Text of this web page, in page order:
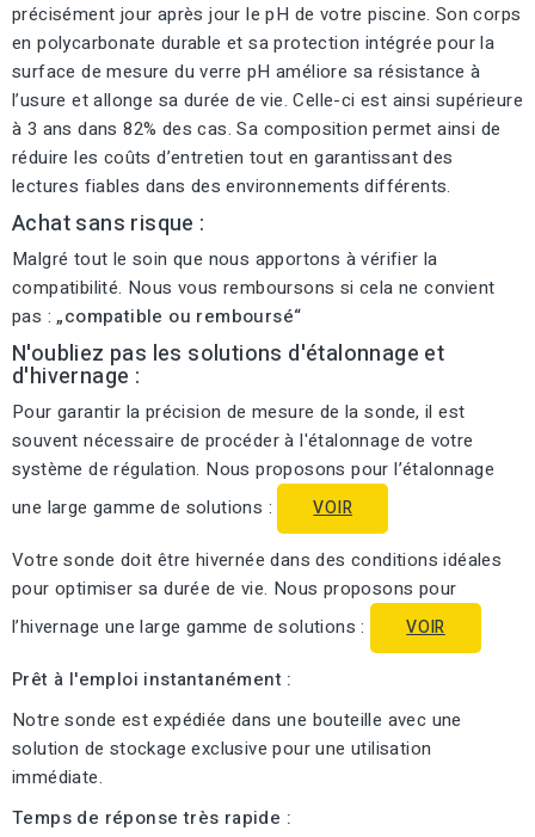
précisément jour après jour le pH de votre piscine. Son corps
en polycarbonate durable et sa protection intégrée pour la
surface de mesure du verre pH améliore sa résistance à
l’usure et allonge sa durée de vie. Celle-ci est ainsi supérieure
à 3 ans dans 82% des cas. Sa composition permet ainsi de
réduire les coûts d’entretien tout en garantissant des
lectures fiables dans des environnements différents.
Achat sans risque :
Malgré tout le soin que nous apportons à vérifier la
compatibilité. Nous vous remboursons si cela ne convient
pas :„compatible ou remboursé“
N'oubliez pas les solutions d'étalonnage et
d'hivernage :
Pour garantir la précision de mesure de la sonde, il est
souvent nécessaire de procéder à l'étalonnage de votre
système de régulation. Nous proposons pour l’étalonnage
une large gamme de solutions :
VOIR
Votre sonde doit être hivernée dans des conditions idéales
pour optimiser sa durée de vie. Nous proposons pour
l’hivernage une large gamme de solutions :
VOIR
Prêt à l'emploi instantanément :
Notre sonde est expédiée dans une bouteille avec une
solution de stockage exclusive pour une utilisation
immédiate.
Temps de réponse très rapide :